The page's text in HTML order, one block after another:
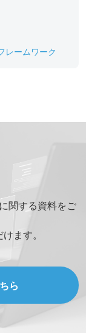
レームワーク
関する資料をご
ます。
ら